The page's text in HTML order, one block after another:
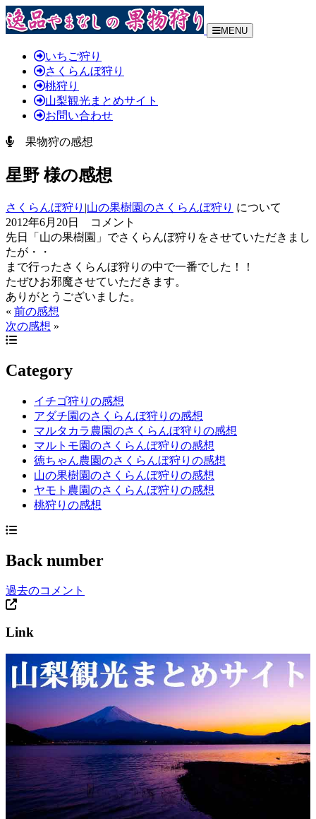
MENU
いちご狩り
さくらんぼ狩り
桃狩り
山梨観光まとめサイト
お問い合わせ
果物狩の感想
星野 様の感想
さくらんぼ狩り |山の果樹園のさくらんぼ狩り について
2012年6月20日 コメント
先日「山の果樹園」でさくらんぼ狩りをさせていただきまし
たが・・
まで行ったさくらんぼ狩りの中で一番でした！！
たぜひお邪魔させていただきます。
ありがとうございました。
« 前の感想
次の感想 »
Category
イチゴ狩りの感想
アダチ園のさくらんぼ狩りの感想
マルタカラ農園のさくらんぼ狩りの感想
マルトモ園のさくらんぼ狩りの感想
徳ちゃん農園のさくらんぼ狩りの感想
山の果樹園のさくらんぼ狩りの感想
ヤモト農園のさくらんぼ狩りの感想
桃狩りの感想
Back number
過去のコメント
Link